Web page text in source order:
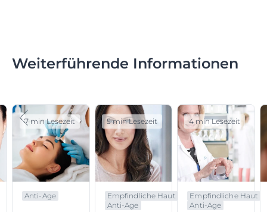
Weiterführende Informationen
Anti-Age
7 min Lesezeit
Empfindliche Haut
Anti-Age
5 min Lesezeit
Empfindliche Haut
Anti-Age
4 min Lesezeit